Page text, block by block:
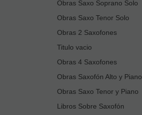
Obras Saxo Soprano Solo
Obras Saxo Tenor Solo
Obras 2 Saxofones
Titulo vacio
Obras 4 Saxofones
Obras Saxofón Alto y Piano
Obras Saxo Tenor y Piano
Libros Sobre Saxofón